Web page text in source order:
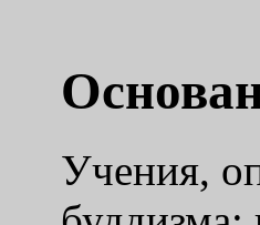
Учения,